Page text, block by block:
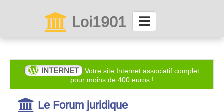
Loi1901
Connexion
Abonnez-vous à LettrAsso
INTERNET
Votre site Internet associatif complet
pour moins de 400 euros !
Le Forum juridique